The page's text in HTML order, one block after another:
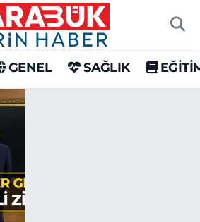
GENEL SAĞLIK
Haritası
Durumu ve Fikstür